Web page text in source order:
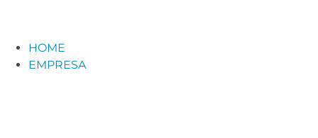
HOME
EMPRESA